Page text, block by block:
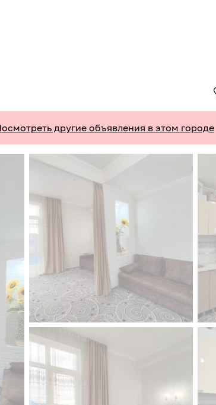
другие объявления в этом городе